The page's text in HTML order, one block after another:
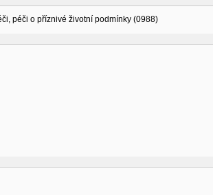
péči o příznivé životní podmínky (0988)